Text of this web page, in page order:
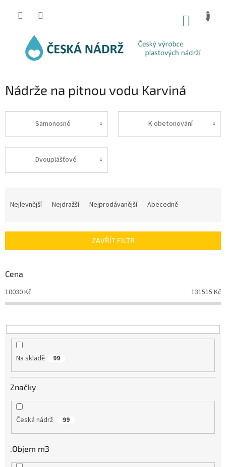
Nádrže na pitnou vodu Karviná
Samonosné K obetonování
Dvouplášťové
í
r
o
d
u
t
ů
Nejlevnější Nejdražší Nejprodávanější Abecedně
ZAVŘÍT FILTR
Cena
10030Kč 131515 Kč
Na skladě 99
Značky
Česká nádrž 99
.Objem m3